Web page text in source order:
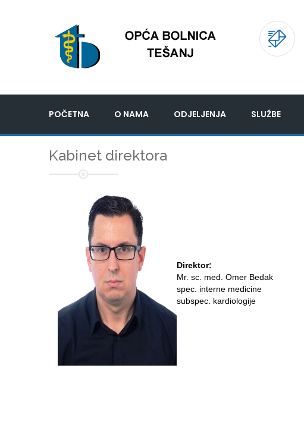
POČETNA O NAMA ODJELJENJA SLUŽBE
Kabinet direktora
Direktor:
Mr. sc. med. Omer Bedak
spec. interne medicine
subspec. kardiologije